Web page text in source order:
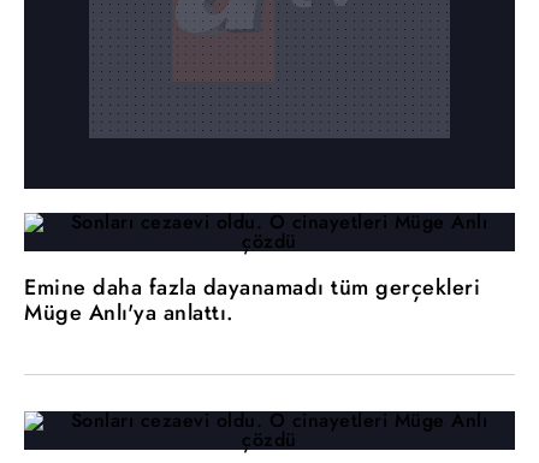
Emine daha fazla dayanamadı tüm gerçekleri
Müge Anlı'ya anlattı.